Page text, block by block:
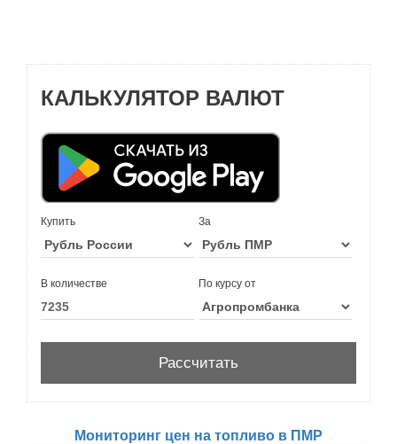
КАЛЬКУЛЯТОР ВАЛЮТ
Купить За
В количестве По курсу от
Мониторинг цен на топливо в ПМР